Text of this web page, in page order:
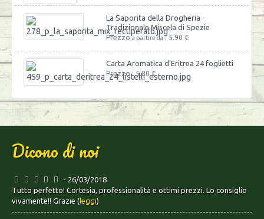
La Saporita della Drogheria -
Tradizionale Miscela di Spezie
Prezzoa partire da: 5.90 €
Carta Aromatica d'Eritrea 24 foglietti
Prezzo : 5.80 €
Dicono di noi
- 26/03/2018
Tutto perfetto! Cortesia, professionalità e ottimi prezzi. Lo consiglio
vivamente!! Grazie (leggi)